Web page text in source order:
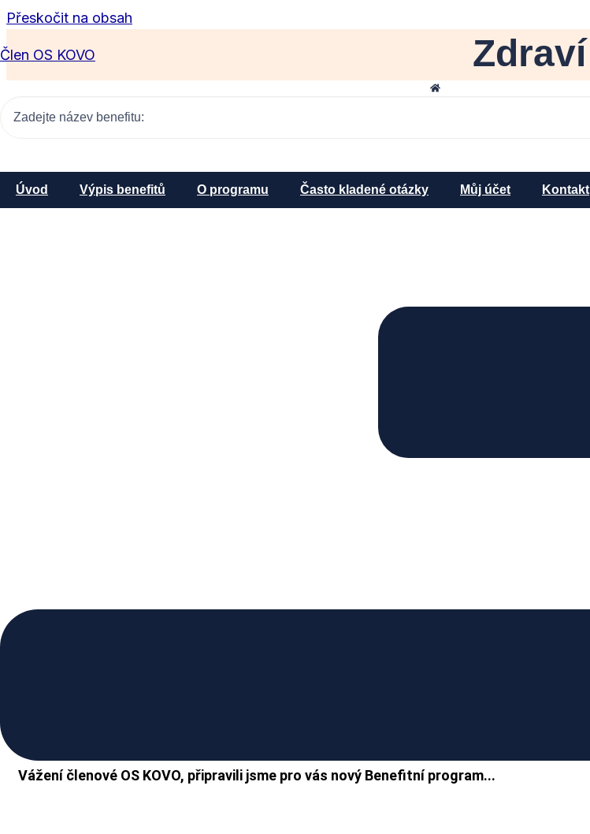
Přeskočit na obsah
Člen OS KOVO
Úvod Výpis benefitů O programu Často kladené otázky Můj účet Kontakt
Zdraví
Vážení členové OS KOVO, připravili jsme pro vás nový Benefitní program...